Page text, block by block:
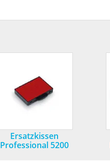
Ersatzkissen
Professional 5200